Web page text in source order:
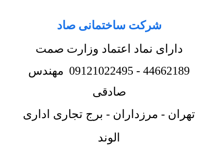
شرکت ساختمانی صاد
دارای نماد اعتماد وزارت صمت
44662189
-
09121022495 مهندس
صادقی
تهران - مرزداران - برج تجاری اداری
الوند